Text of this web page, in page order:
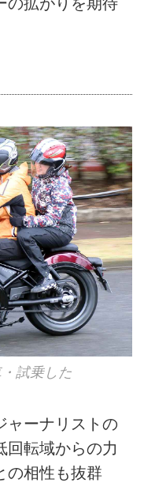
試乗した
ャーナリストの
回転域からの力
の相性も抜群